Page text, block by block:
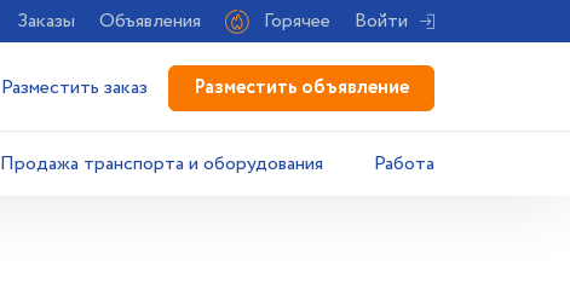
Заказы Объявления Горячее Войти
Разместить заказ Разместить объявление
Продажа транспорта и оборудования Работа